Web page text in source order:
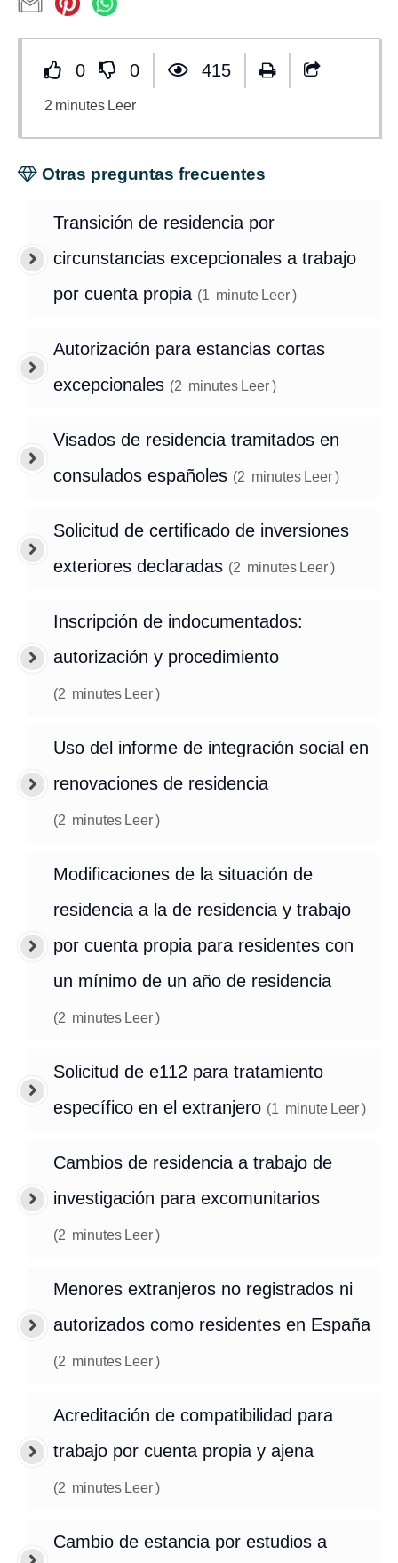
0 0 415
2 minutes Leer
Otras preguntas frecuentes
Transición de residencia por
circunstancias excepcionales a trabajo
por cuenta propia (1 minute Leer)
Autorización para estancias cortas
excepcionales (2 minutes Leer)
Visados de residencia tramitados en
consulados españoles (2 minutes Leer)
Solicitud de certificado de inversiones
exteriores declaradas (2 minutes Leer)
Inscripción de indocumentados:
autorización y procedimiento
(2 minutes Leer)
Uso del informe de integración social en
renovaciones de residencia
(2 minutes Leer)
Modificaciones de la situación de
residencia a la de residencia y trabajo
por cuenta propia para residentes con
un mínimo de un año de residencia
(2 minutes Leer)
Solicitud de e112 para tratamiento
específico en el extranjero (1 minute Leer)
Cambios de residencia a trabajo de
investigación para excomunitarios
(2 minutes Leer)
Menores extranjeros no registrados ni
autorizados como residentes en España
(2 minutes Leer)
Acreditación de compatibilidad para
trabajo por cuenta propia y ajena
(2 minutes Leer)
Cambio de estancia por estudios a